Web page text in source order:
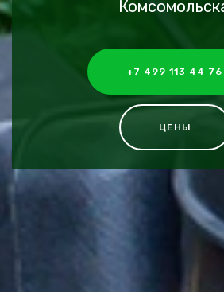
+7 499 113 44 76
ЦЕНЫ